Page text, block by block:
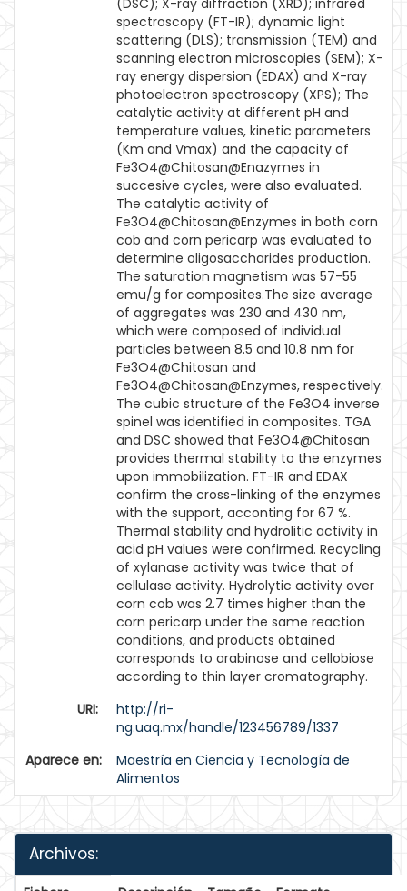
(DSC); X-ray diffraction (XRD); infrared
spectroscopy (FT-IR); dynamic light
scattering (DLS); transmission (TEM) and
scanning electron microscopies (SEM); X-
ray energy dispersion (EDAX) and X-ray
photoelectron spectroscopy (XPS); The
catalytic activity at different pH and
temperature values, kinetic parameters
(Km and Vmax) and the capacity of
Fe3O4@Chitosan@Enazymes in
succesive cycles, were also evaluated.
The catalytic activity of
Fe3O4@Chitosan@Enzymes in both corn
cob and corn pericarp was evaluated to
determine oligosaccharides production.
The saturation magnetism was 57-55
emu/g for composites.The size average
of aggregates was 230 and 430 nm,
which were composed of individual
particles between 8.5 and 10.8 nm for
Fe3O4@Chitosan and
Fe3O4@Chitosan@Enzymes, respectively.
The cubic structure of the Fe3O4 inverse
spinel was identified in composites. TGA
and DSC showed that Fe3O4@Chitosan
provides thermal stability to the enzymes
upon immobilization. FT-IR and EDAX
confirm the cross-linking of the enzymes
with the support, acconting for 67 %.
Thermal stability and hydrolitic activity in
acid pH values were confirmed. Recycling
of xylanase activity was twice that of
cellulase activity. Hydrolytic activity over
corn cob was 2.7 times higher than the
corn pericarp under the same reaction
conditions, and products obtained
corresponds to arabinose and cellobiose
according to thin layer cromatography.
URI:
http://ri-
ng.uaq.mx/handle/123456789/1337
Aparece en:
Maestría en Ciencia y Tecnología de
Alimentos
Archivos: